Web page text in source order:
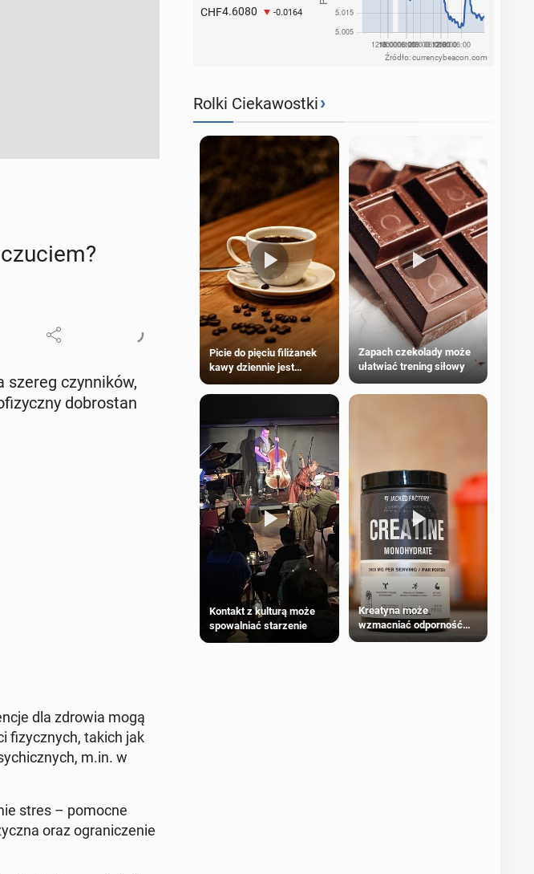
szereg czyn­ni­ków,
do­bro­stan
dla zdrowia mogą
fi­zycz­nych, takich jak
m.in. w
stres – pomocne
oraz ogra­ni­cze­nie
CHF4.6080 -0.0164
Źródło: currencybeacon.com
Rolki Ciekawostki›
Picie do pięciu filiżanek
kawy dziennie jest
większości dorosłych
Zapach czekolady może
ułatwiać trening siłowy
Kontakt z kulturą może
spowalniać starzenie
Kreatyna może
wzmacniać odporność
przeciw nowotworom